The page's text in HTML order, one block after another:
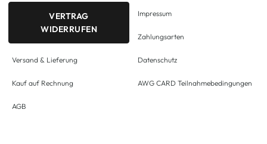
VERTRAG
WIDERRUFEN
Versand & Lieferung
Kauf auf Rechnung
AGB
Impressum
Zahlungsarten
Datenschutz
AWG CARD Teilnahmebedingungen